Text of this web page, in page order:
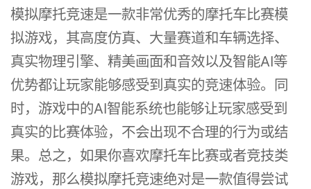
模拟摩托竞速是一款非常优秀的摩托车比赛模
拟游戏，其高度仿真、大量赛道和车辆选择、
真实物理引擎、精美画面和音效以及智能AI等
优势都让玩家能够感受到真实的竞速体验。同
时，游戏中的AI智能系统也能够让玩家感受到
真实的比赛体验，不会出现不合理的行为或结
果。总之，如果你喜欢摩托车比赛或者竞技类
游戏，那么模拟摩托竞速绝对是一款值得尝试